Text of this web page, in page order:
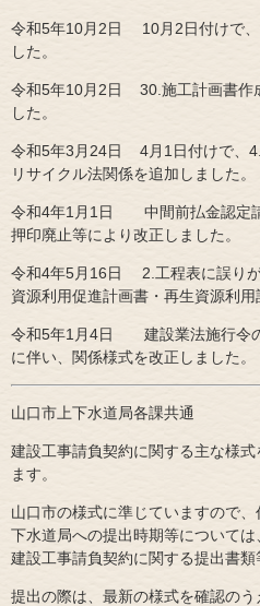
令和5年10月2日 10月2日付けで、
した。
令和5年10月2日 30.施工計画書作
した。
令和5年3月24日 4月1日付けで、
リサイクル法関係を追加しました。
令和4年1月1日 中間前払金認定
押印廃止等により改正しました。
令和4年5月16日 2.工程表に誤り
資源利用促進計画書・再生資源利用
令和5年1月4日 建設業法施行令
に伴い、関係様式を改正しました。​
山口市上下水道局各課共通
建設工事請負契約に関する主な様
ます。
山口市の様式に準じていますので
下水道局への提出時期等について
建設工事請負契約に関する提出書類
提出の際は、最新の様式を確認のう